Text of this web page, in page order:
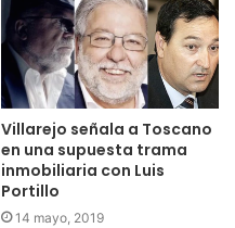
Villarejo señala a Toscano
en una supuesta trama
inmobiliaria con Luis
Portillo
14 mayo, 2019